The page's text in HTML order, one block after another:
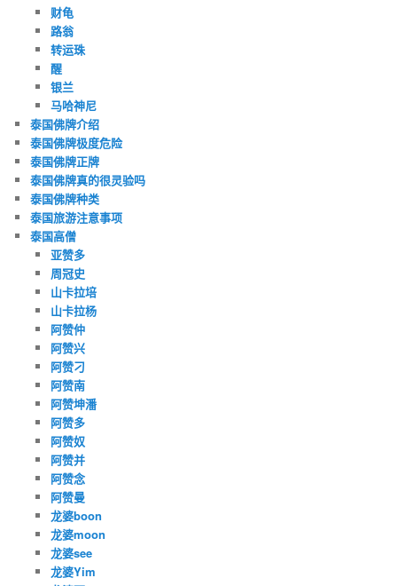
财龟
路翁
转运珠
醒
银兰
马哈神尼
泰国佛牌介绍
泰国佛牌极度危险
泰国佛牌正牌
泰国佛牌真的很灵验吗
泰国佛牌种类
泰国旅游注意事项
泰国高僧
亚赞多
周冠史
山卡拉培
山卡拉杨
阿赞仲
阿赞兴
阿赞刁
阿赞南
阿赞坤潘
阿赞多
阿赞奴
阿赞并
阿赞念
阿赞曼
龙婆boon
龙婆moon
龙婆see
龙婆Yim